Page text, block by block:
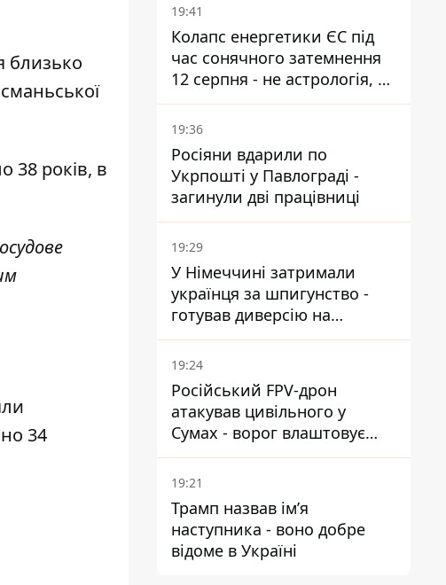
близько
38 років, в
34
19:41
Колапс енергетики ЄС під
час сонячного затемнення
12 серпня - не астрологія, у
Брюсселі готуються до
екстрених заходів
19:36
Росіяни вдарили по
Укрпошті у Павлограді -
загинули дві працівниці
19:29
У Німеччині затримали
українця за шпигунство -
готував диверсію на
військовому підприємстві
19:24
Російський FPV-дрон
атакував цивільного у
Сумах - ворог влаштовує
полювання на людей у
містах
19:21
Трамп назвав імʼя
наступника - воно добре
відоме в Україні